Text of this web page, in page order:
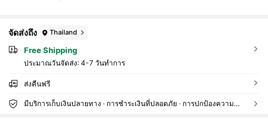
จัดส่งถึง Thailand
Free Shipping
ประมาณวันจัดส่ง: 4-7 วันทำการ
ส่งคืนฟรี
มีบริการเก็บเงินปลายทาง · การชำระเงินที่ปลอดภัย · การปกป้องความเป็นส่วนตัว